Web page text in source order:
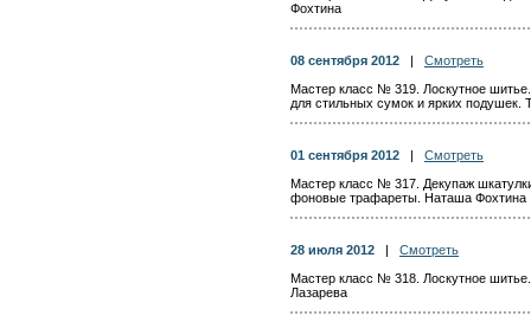
Фохтина
08 сентября 2012
Смотреть
Мастер класс № 319. Лоскутное
для стильных сумок и ярких подушек.
01 сентября 2012
Смотреть
Мастер класс № 317. Декупаж
фоновые трафареты. Наташа Фохтина
28 июля 2012
Смотреть
Мастер класс № 318. Лоскутное
Лазарева